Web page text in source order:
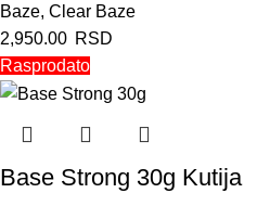
Baze, Clear Baze
2,950.00 RSD
Rasprodato
Base Strong 30g Kutija